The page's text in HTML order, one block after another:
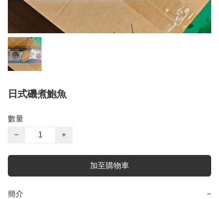
日式磯煮鮑魚
數量
−
+
加至購物車
簡介 −